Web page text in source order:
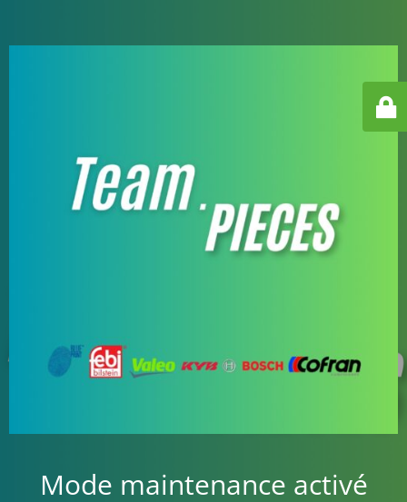
Mode maintenance activé